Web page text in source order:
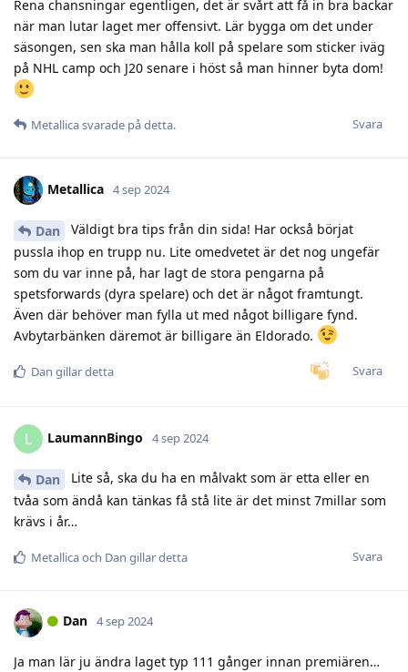
Rena chansningar egentligen, det är svårt att få in bra backar
när man lutar laget mer offensivt. Lär bygga om det under
säsongen, sen ska man hålla koll på spelare som sticker iväg
på NHL camp och J20 senare i höst så man hinner byta dom!
Svara
Metallicasvarade på detta.
Metallica 4 sep 2024
Dan
Väldigt bra tips från din sida! Har också börjat
pussla ihop en trupp nu. Lite omedvetet är det nog ungefär
som du var inne på, har lagt de stora pengarna på
spetsforwards (dyra spelare) och det är något framtungt.
Även där behöver man fylla ut med något billigare fynd.
Avbytarbänken däremot är billigare än Eldorado.
Svara
Dan gillar detta
L LaumannBingo 4 sep 2024
Dan
Lite så, ska du ha en målvakt som är etta eller en
tvåa som ändå kan tänkas få stå lite är det minst 7millar som
krävs i år…
Svara
Metallicaoch Dan gillar detta
Dan 4 sep 2024
Ja man lär ju ändra laget typ 111 gånger innan premiären…